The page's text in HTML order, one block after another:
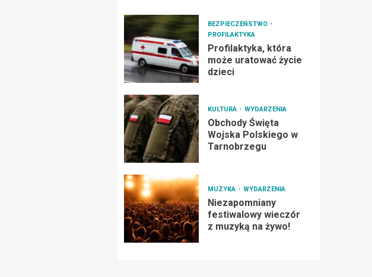
BEZPIECZEŃSTWO
PROFILAKTYKA
Profilaktyka, która
może uratować życie
dzieci
KULTURA WYDARZENIA
Obchody Święta
Wojska Polskiego w
Tarnobrzegu
MUZYKA WYDARZENIA
Niezapomniany
festiwalowy wieczór
z muzyką na żywo!